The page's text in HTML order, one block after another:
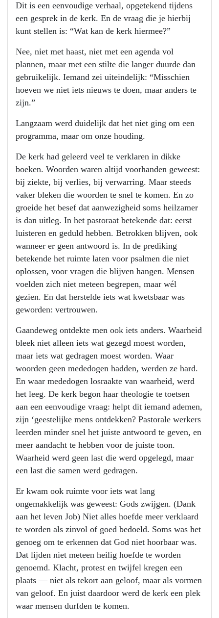
Dit is een eenvoudige verhaal, opgetekend tijdens
een gesprek in de kerk. En de vraag die je hierbij
kunt stellen is: “Wat kan de kerk hiermee?”
Nee, niet met haast, niet met een agenda vol
plannen, maar met een stilte die langer duurde dan
gebruikelijk. Iemand zei uiteindelijk: “Misschien
hoeven we niet iets nieuws te doen, maar anders te
zijn.”
Langzaam werd duidelijk dat het niet ging om een
programma, maar om onze houding.
De kerk had geleerd veel te verklaren in dikke
boeken. Woorden waren altijd voorhanden geweest:
bij ziekte, bij verlies, bij verwarring. Maar steeds
vaker bleken die woorden te snel te komen. En zo
groeide het besef dat aanwezigheid soms heilzamer
is dan uitleg. In het pastoraat betekende dat: eerst
luisteren en geduld hebben. Betrokken blijven, ook
wanneer er geen antwoord is. In de prediking
betekende het ruimte laten voor psalmen die niet
oplossen, voor vragen die blijven hangen. Mensen
voelden zich niet meteen begrepen, maar wél
gezien. En dat herstelde iets wat kwetsbaar was
geworden: vertrouwen.
Gaandeweg ontdekte men ook iets anders. Waarheid
bleek niet alleen iets wat gezegd moest worden,
maar iets wat gedragen moest worden. Waar
woorden geen mededogen hadden, werden ze hard.
En waar mededogen losraakte van waarheid, werd
het leeg. De kerk begon haar theologie te toetsen
aan een eenvoudige vraag: helpt dit iemand ademen,
zijn ‘geestelijke mens ontdekken? Pastorale werkers
leerden minder snel het juiste antwoord te geven, en
meer aandacht te hebben voor de juiste toon.
Waarheid werd geen last die werd opgelegd, maar
een last die samen werd gedragen.
Er kwam ook ruimte voor iets wat lang
ongemakkelijk was geweest: Gods zwijgen. (Dank
aan het leven Job) Niet alles hoefde meer verklaard
te worden als zinvol of goed bedoeld. Soms was het
genoeg om te erkennen dat God niet hoorbaar was.
Dat lijden niet meteen heilig hoefde te worden
genoemd. Klacht, protest en twijfel kregen een
plaats — niet als tekort aan geloof, maar als vormen
van geloof. En juist daardoor werd de kerk een plek
waar mensen durfden te komen.